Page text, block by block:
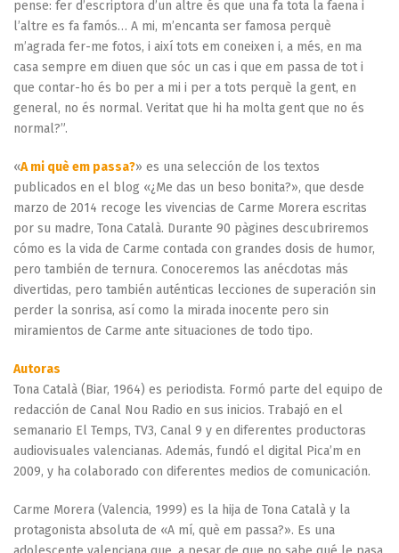
pense: fer d’escriptora d’un altre és que una fa tota la faena i
l’altre es fa famós… A mi, m’encanta ser famosa perquè
m’agrada fer-me fotos, i així tots em coneixen i, a més, en ma
casa sempre em diuen que sóc un cas i que em passa de tot i
que contar-ho és bo per a mi i per a tots perquè la gent, en
general, no és normal. Veritat que hi ha molta gent que no és
normal?”.
«A mi què em passa?» es una selección de los textos
publicados en el blog «¿Me das un beso bonita?», que desde
marzo de 2014 recoge les vivencias de Carme Morera escritas
por su madre, Tona Català. Durante 90 pàgines descubriremos
cómo es la vida de Carme contada con grandes dosis de humor,
pero también de ternura. Conoceremos las anécdotas más
divertidas, pero también auténticas lecciones de superación sin
perder la sonrisa, así como la mirada inocente pero sin
miramientos de Carme ante situaciones de todo tipo.
Autoras
Tona Català (Biar, 1964) es periodista. Formó parte del equipo de
redacción de Canal Nou Radio en sus inicios. Trabajó en el
semanario El Temps, TV3, Canal 9 y en diferentes productoras
audiovisuales valencianas. Además, fundó el digital Pica’m en
2009, y ha colaborado con diferentes medios de comunicación.
Carme Morera (Valencia, 1999) es la hija de Tona Català y la
protagonista absoluta de «A mí, què em passa?». Es una